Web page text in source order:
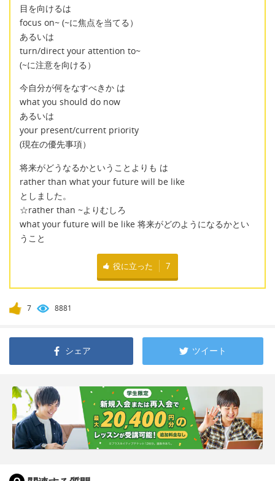
目を向けるは
focus on~ (~に焦点を当てる）
あるいは
turn/direct your attention to~
(~に注意を向ける）
今自分が何をなすべきか は
what you should do now
あるいは
your present/current priority
(現在の優先事項）
将来がどうなるかということよりも は
rather than what your future will be like
としました。
☆rather than ~よりむしろ
what your future will be like 将来がどのようになるかとい
うこと
役に立った 7
7 8881
シェア ツイート